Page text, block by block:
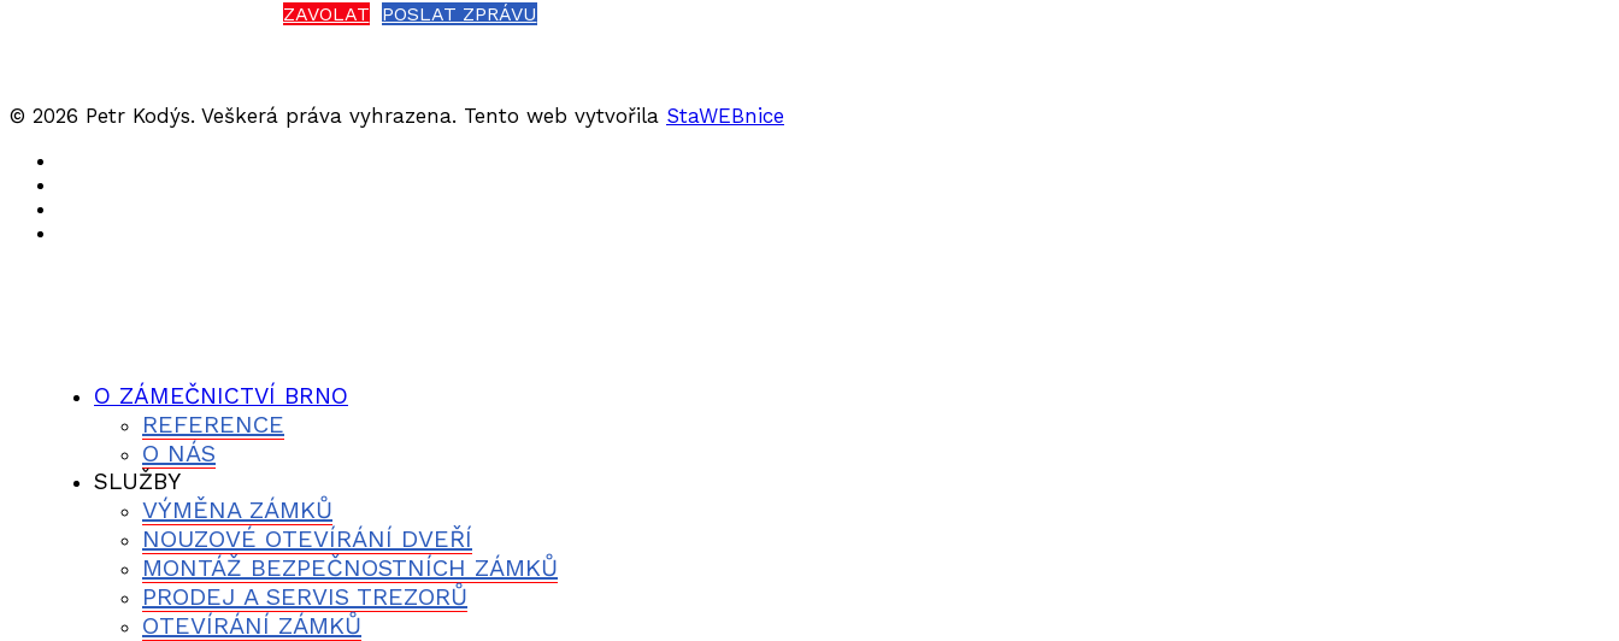
ZAVOLAT POSLAT ZPRÁVU
© 2026 Petr Kodýs. Veškerá práva vyhrazena. Tento web vytvořila StaWEBnice
O ZÁMEČNICTVÍ BRNO
REFERENCE
O NÁS
SLUŽBY
VÝMĚNA ZÁMKŮ
NOUZOVÉ OTEVÍRÁNÍ DVEŘÍ
MONTÁŽ BEZPEČNOSTNÍCH ZÁMKŮ
PRODEJ A SERVIS TREZORŮ
OTEVÍRÁNÍ ZÁMKŮ